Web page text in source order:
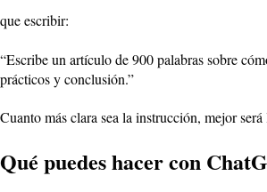
que escribir:
“Escribe un artículo de 900 palabras sobre
prácticos y conclusión.”
Cuanto más clara sea la instrucción, mejor será
Qué puedes hacer con